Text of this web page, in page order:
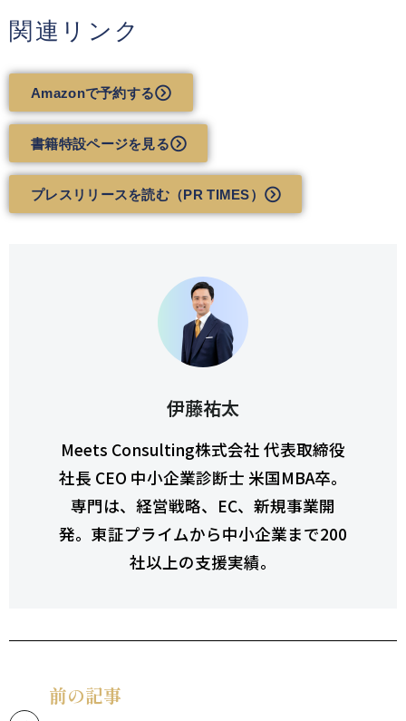
関連リンク
Amazonで予約する
書籍特設ページを見る
プレスリリースを読む（PR TIMES）
伊藤祐太
Meets Consulting株式会社 代表取締役
社長 CEO 中小企業診断士 米国MBA卒。
専門は、経営戦略、EC、新規事業開
発。東証プライムから中小企業まで200
社以上の支援実績。
前の記事